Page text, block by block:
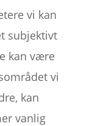
vi kan
subjektivt
kan være
vi
kan
vanlig